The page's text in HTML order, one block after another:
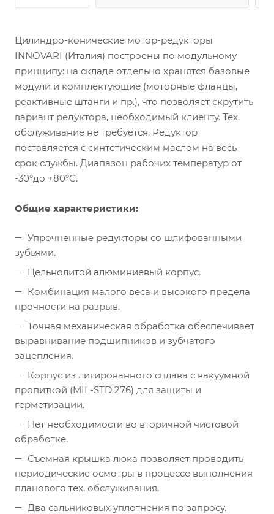
Цилиндро-конические мотор-редукторы
INNOVARI (Италия) построены по модульному
принципу: на складе отдельно хранятся базовые
модули и комплектующие (моторные фланцы,
реактивные штанги и пр.), что позволяет скрутить
вариант редуктора, необходимый клиенту. Тех.
обслуживание не требуется. Редуктор
поставляется с синтетическим маслом на весь
срок службы. Диапазон рабочих температур от
-30°до +80°C.
Общие характеристики:
Упрочненные редукторы со шлифованными
зубьями.
Цельнолитой алюминиевый корпус.
Комбинация малого веса и высокого предела
прочности на разрыв.
Точная механическая обработка обеспечивает
выравнивание подшипников и зубчатого
зацепления.
Корпус из лигированного сплава с вакуумной
пропиткой (MIL-STD 276) для защиты и
герметизации.
Нет необходимости во вторичной чистовой
обработке.
Съемная крышка люка позволяет проводить
периодические осмотры в процессе выполнения
планового тех. обслуживания.
Два сальниковых уплотнения по запросу.